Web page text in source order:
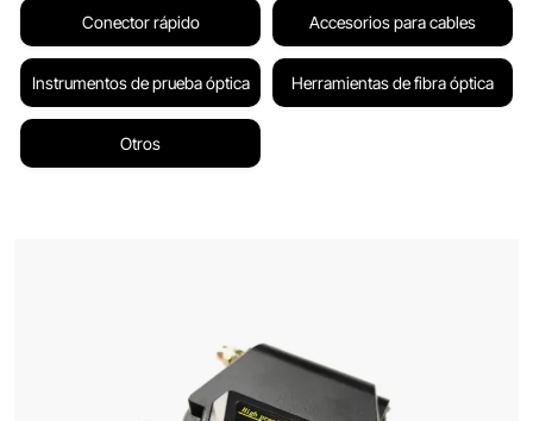
Conector rápido Accesorios para cables
Instrumentos de prueba óptica Herramientas de fibra óptica
Otros